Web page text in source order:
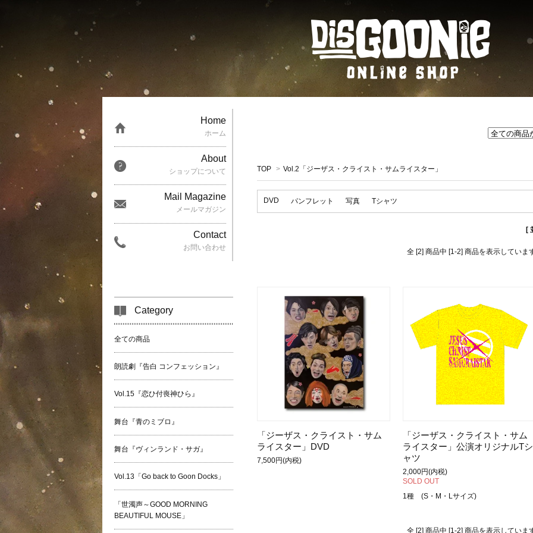
TOP > Vol.2「ジーザス・クライスト・サムライスター」
DVD パンフレット 写真 Tシャツ
[
全 [2] 商品中 [1-2] 商品を表示していま
「ジーザス・クライスト・サム
ライスター」DVD
7,500円(内税)
「ジーザス・クライスト・サム
ライスター」公演オリジナルTシ
ャツ
2,000円(内税)
SOLD OUT
1種 (S・M・Lサイズ)
全 [2] 商品中 [1-2] 商品を表示していま
Home
ホーム
About
ショップについて
Mail Magazine
メールマガジン
Contact
お問い合わせ
Category
全ての商品
朗読劇『告白 コンフェッション』
Vol.15『恋ひ付喪神ひら』
舞台『青のミブロ』
舞台『ヴィンランド・サガ』
Vol.13「Go back to Goon Docks」
「世濁声～GOOD MORNING
BEAUTIFUL MOUSE」